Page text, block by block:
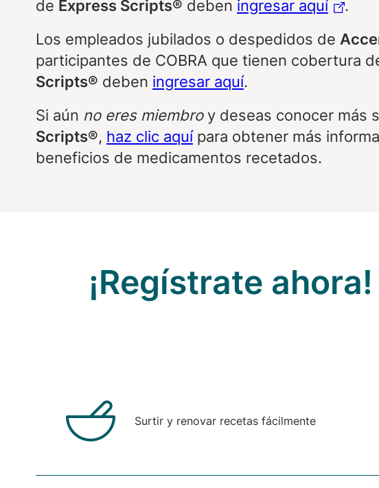
de Express Scripts® deben ingresar aquí
.
Los empleados jubilados o despedidos de
participantes de COBRA que tienen cobertura
Scripts® deben ingresar aquí.
Si aún no eres miembroy deseas conocer más
Scripts®, haz clic aquípara obtener más
beneficios de medicamentos recetados.
¡Regístrate
Surtir y renovar recetas fácilmente